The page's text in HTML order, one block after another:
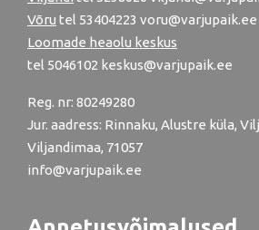
Võru tel 53404223 voru@varjupaik.ee
Loomade heaolu keskus
tel 5046102 keskus@varjupaik.ee
Reg. nr: 80249280
Jur. aadress: Rinnaku, Alustre küla,
Viljandimaa, 71057
info@varjupaik.ee